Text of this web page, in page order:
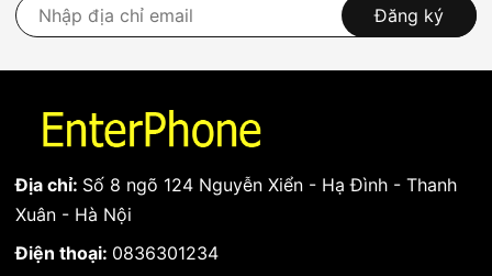
Đăng ký
Địa chỉ: Số 8 ngõ 124 Nguyễn Xiển - Hạ Đình - Thanh
Xuân - Hà Nội
Điện thoại: 0836301234